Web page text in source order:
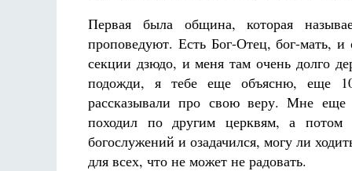
Первая была община, которая
проповедуют. Есть Бог-Отец, бог-мать,
секции дзюдо, и меня там очень долго
подожди, я тебе еще объясню, еще 10
рассказывали про свою веру. Мне еще
походил по другим церквям, а потом
богослужений и озадачился, могу ли
для всех, что не может не радовать.